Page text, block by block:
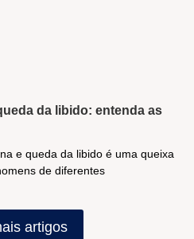
da libido: entenda as
e queda da libido é uma queixa
de diferentes
artigos